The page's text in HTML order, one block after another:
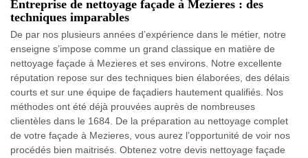
Entreprise de nettoyage façade à Mezieres : des
techniques imparables
De par nos plusieurs années d’expérience dans le métier, notre
enseigne s’impose comme un grand classique en matière de
nettoyage façade à Mezieres et ses environs. Notre excellente
réputation repose sur des techniques bien élaborées, des délais
courts et sur une équipe de façadiers hautement qualifiés. Nos
méthodes ont été déjà prouvées auprès de nombreuses
clientèles dans le 1684. De la préparation au nettoyage complet
de votre façade à Mezieres, vous aurez l’opportunité de voir nos
procédés bien maitrisés. Obtenez votre devis nettoyage façade